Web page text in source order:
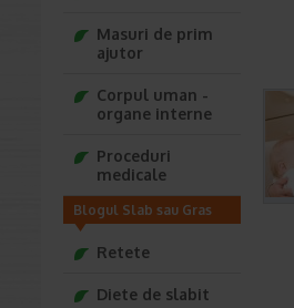
Masuri de prim
ajutor
Corpul uman -
organe interne
Proceduri
medicale
Blogul Slab sau Gras
Retete
Diete de slabit